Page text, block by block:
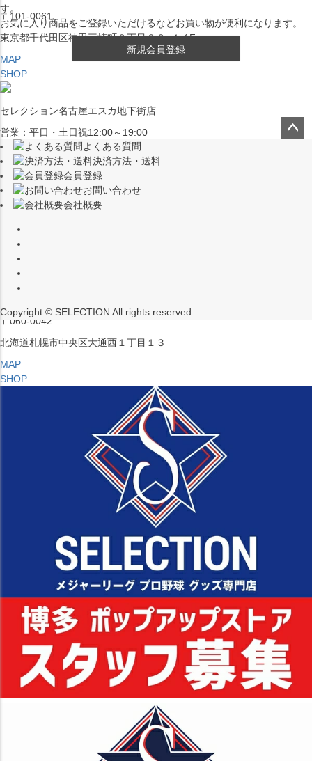
〒101-0061
東京都千代田区神田三崎町２丁目２２−１ 1F
MAP
SHOP
セレクション名古屋エスカ地下街店
営業：平日・土日祝12:00～19:00
（※15:00～16:00はメンテナンスのためクローズ）
〒453-0015
愛知県名古屋市中村区椿町６−９先
MAP
SHOP
セレクション ポップアップストア 札幌 ル・トロワ店
営業：平日・土日祝12:00～19:00
〒060-0042
北海道札幌市中央区大通西１丁目１３
MAP
SHOP
す。
お気に入り商品をご登録いただけるなどお買い物が便利になります。
新規会員登録
よくある質問
決済方法・送料
会員登録
お問い合わせ
会社概要
Copyright © SELECTION All rights reserved.